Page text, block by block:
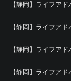
【静岡】ライフアド
【静岡】ライフアド
【静岡】ライフアド
【静岡】ライフアド